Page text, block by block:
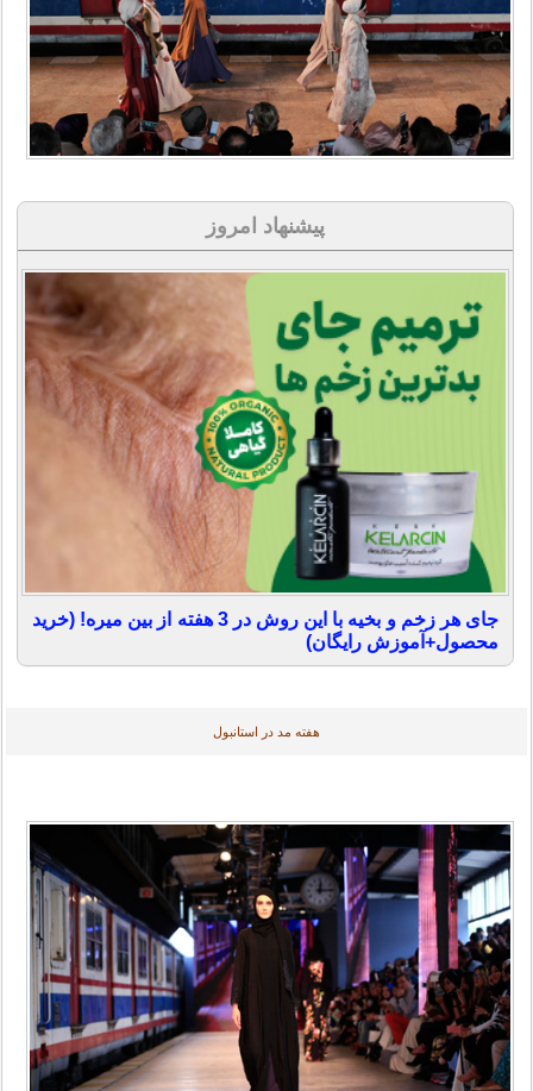
پیشنهاد امروز
جای هر زخم و بخیه با این روش در 3 هفته از بین میره! (خرید
محصول+آموزش رایگان)
هفته مد در استانبول